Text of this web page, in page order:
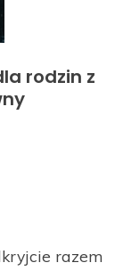
rodzin z
razem